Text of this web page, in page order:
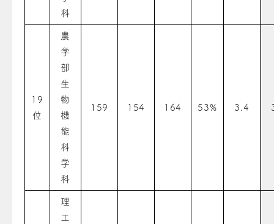
科
19
位
農
学
部
生
物
機
能
科
学
科
159 154 164 53% 3.4
理
工